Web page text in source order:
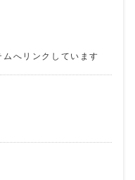
へリンクしています